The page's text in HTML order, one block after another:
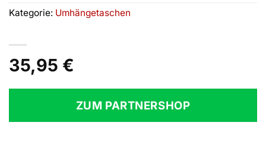
35,95 €
ZUM PARTNERSHOP
Kategorie: Umhängetaschen